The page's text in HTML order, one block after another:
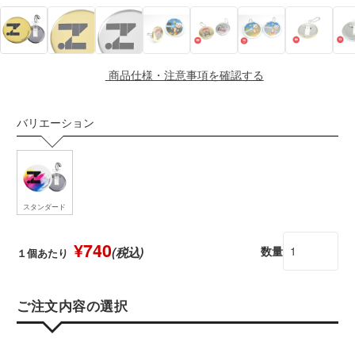
商品仕様・注意事項を確認する
バリエーション
スタンダード
１個あたり ¥740(税込) 数量
ご注文内容の選択